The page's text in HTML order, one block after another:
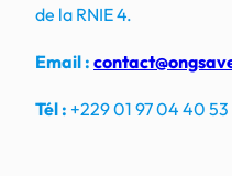
de la RNIE 4.
Email :
Tél : +229 01 97 04 40